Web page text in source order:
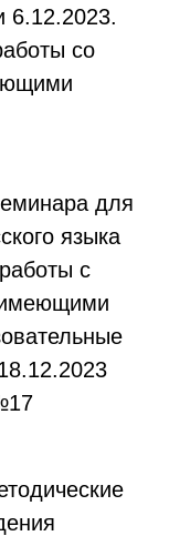
6.12.2023.
со
для
языка
с